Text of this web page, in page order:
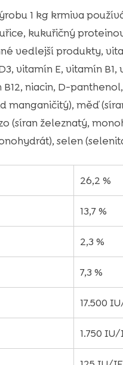
1 kg krmiva
kukuřičný
vedlejší produkty,
vitamín E, vitamín B1,
niacin, D-
manganičitý), měď
(síran železnatý,
selen
26,2 %
13,7 %
2,3 %
7,3 %
17.500
1.750 IU/